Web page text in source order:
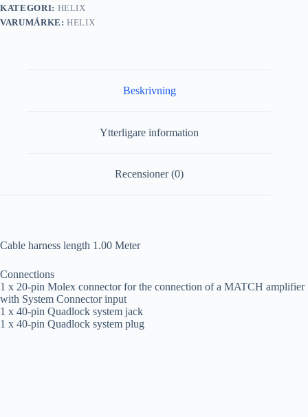
KATEGORI: HELIX
VARUMÄRKE:HELIX
Beskrivning
Ytterligare information
Recensioner (0)
Cable harness length 1.00 Meter
Connections
1 x 20-pin Molex connector for the connection of a MATCH amplifier
with System Connector input
1 x 40-pin Quadlock system jack
1 x 40-pin Quadlock system plug